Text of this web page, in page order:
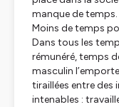
manque de temps.
Moins de temps
Dans tous les
rémunéré, temps
masculin
tiraillées entre
intenables :